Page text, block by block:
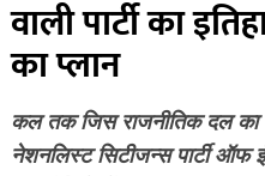
वाली पार्टी का
का प्लान
कल तक जिस राजनीतिक दल का
नेशनलिस्ट सिटीजन्स पार्टी ऑफ